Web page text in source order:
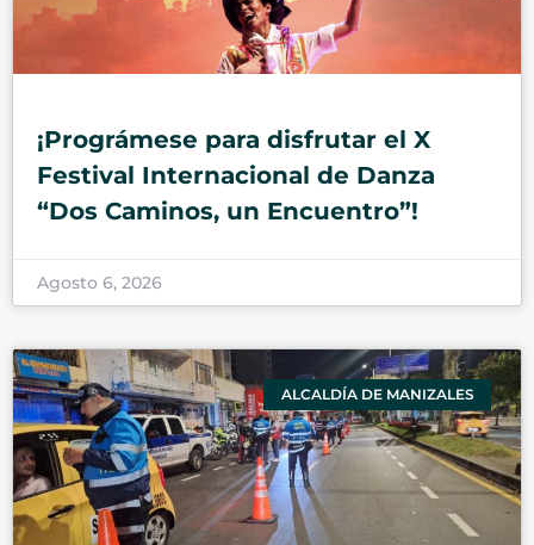
¡Prográmese para disfrutar el X
Festival Internacional de Danza
“Dos Caminos, un Encuentro”!
Agosto 6, 2026
ALCALDÍA DE MANIZALES